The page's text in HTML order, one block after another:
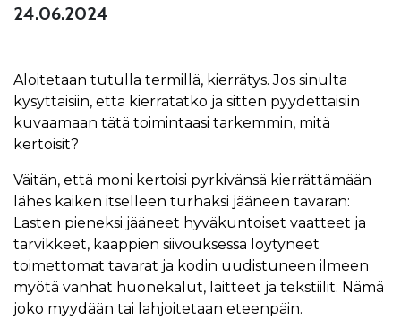
24.06.2024
Aloitetaan tutulla termillä, kierrätys. Jos sinulta
kysyttäisiin, että kierrätätkö ja sitten pyydettäisiin
kuvaamaan tätä toimintaasi tarkemmin, mitä
kertoisit?
Väitän, että moni kertoisi pyrkivänsä kierrättämään
lähes kaiken itselleen turhaksi jääneen tavaran:
Lasten pieneksi jääneet hyväkuntoiset vaatteet ja
tarvikkeet, kaappien siivouksessa löytyneet
toimettomat tavarat ja kodin uudistuneen ilmeen
myötä vanhat huonekalut, laitteet ja tekstiilit. Nämä
joko myydään tai lahjoitetaan eteenpäin.